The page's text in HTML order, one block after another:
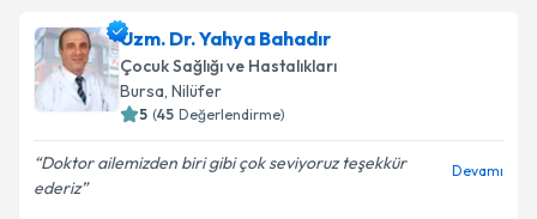
Uzm. Dr. Yahya Bahadır
Çocuk Sağlığı ve Hastalıkları
Bursa, Nilüfer
5 (45 Değerlendirme)
Doktor ailemizden biri gibi çok seviyoruz teşekkür
ederiz
Devamı